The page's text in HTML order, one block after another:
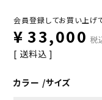
会員登録してお買い上げ
¥ 33,000 税
送料込
カラー サイズ